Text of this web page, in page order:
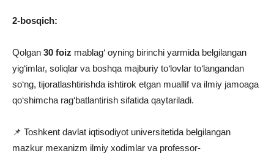
2-bosqich:
Qolgan 30 foiz mablag‘ oyning birinchi yarmida belgilangan
yig‘imlar, soliqlar va boshqa majburiy to‘lovlar to‘langandan
so‘ng, tijoratlashtirishda ishtirok etgan muallif va ilmiy jamoaga
qo‘shimcha rag‘batlantirish sifatida qaytariladi.
📌 Toshkent davlat iqtisodiyot universitetida belgilangan
mazkur mexanizm ilmiy xodimlar va professor-